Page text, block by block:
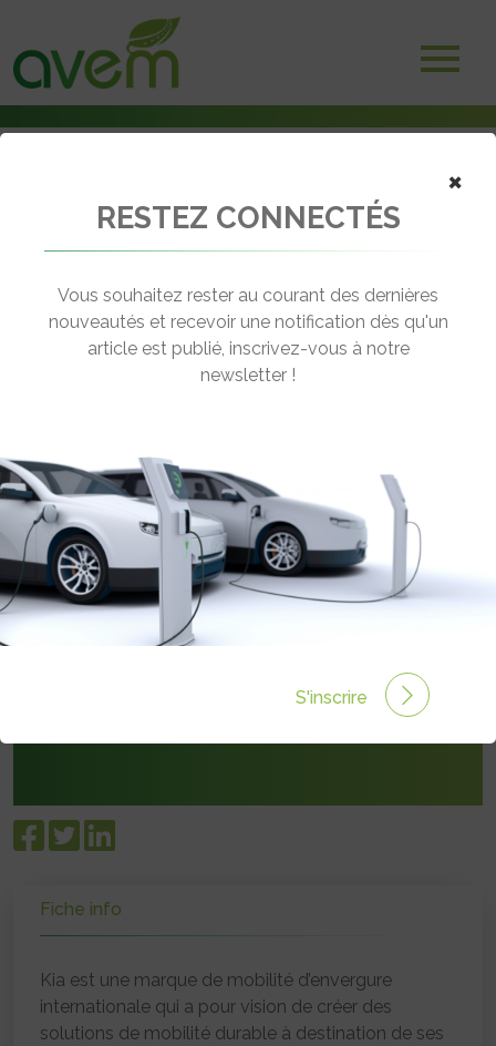
Constructeurs et importateurs
Immeuble H2O
92500 Rueil-Malmaison Cedex
Fiche info
Kia est une marque de mobilité d’envergure
internationale qui a pour vision de créer des
solutions de mobilité durable à destination de ses
×
RESTEZ CONNECTÉS
Vous souhaitez rester au courant des dernières
nouveautés et recevoir une notification dès qu'un
article est publié, inscrivez-vous à notre
newsletter !
S'inscrire